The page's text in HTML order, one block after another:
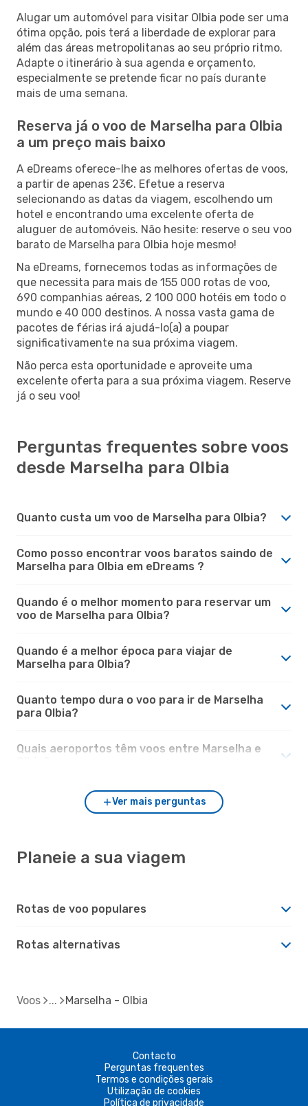
Alugar um automóvel para visitar Olbia pode ser uma
ótima opção, pois terá a liberdade de explorar para
além das áreas metropolitanas ao seu próprio ritmo.
Adapte o itinerário à sua agenda e orçamento,
especialmente se pretende ficar no país durante
mais de uma semana.
Reserva já o voo de Marselha para Olbia
a um preço mais baixo
A eDreams oferece-lhe as melhores ofertas de voos,
a partir de apenas 23€. Efetue a reserva
selecionando as datas da viagem, escolhendo um
hotel e encontrando uma excelente oferta de
aluguer de automóveis. Não hesite: reserve o seu voo
barato de Marselha para Olbia hoje mesmo!
Na eDreams, fornecemos todas as informações de
que necessita para mais de 155 000 rotas de voo,
690 companhias aéreas, 2 100 000 hotéis em todo o
mundo e 40 000 destinos. A nossa vasta gama de
pacotes de férias irá ajudá-lo(a) a poupar
significativamente na sua próxima viagem.
Não perca esta oportunidade e aproveite uma
excelente oferta para a sua próxima viagem. Reserve
já o seu voo!
Perguntas frequentes sobre voos
desde Marselha para Olbia
Quanto custa um voo de Marselha para Olbia?
Como posso encontrar voos baratos saindo de
Marselha para Olbia em eDreams ?
Quando é o melhor momento para reservar um
voo de Marselha para Olbia?
Quando é a melhor época para viajar de
Marselha para Olbia?
Quanto tempo dura o voo para ir de Marselha
para Olbia?
Quais aeroportos têm voos entre Marselha e
Ver mais perguntas
Planeie a sua viagem
Rotas de voo populares
Rotas alternativas
Voos Marselha - Olbia
Contacto
Perguntas frequentes
Termos e condições gerais
Utilização de cookies
Política de privacidade